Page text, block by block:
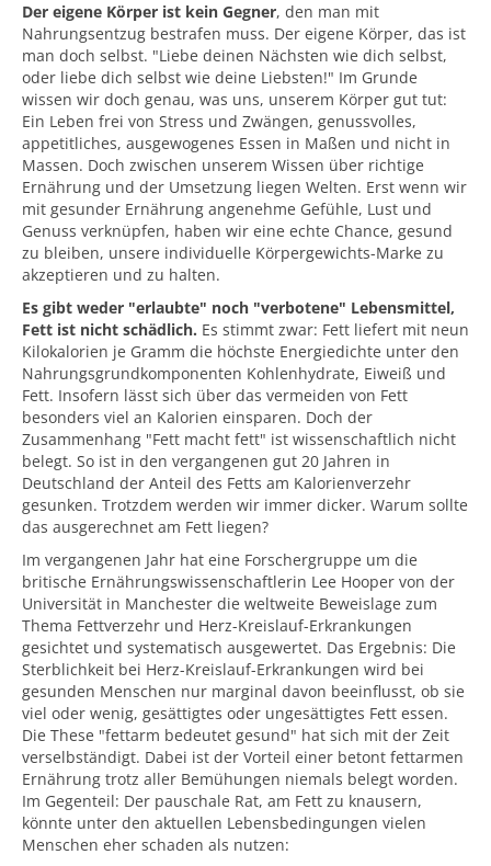
Der eigene Körper ist kein Gegner, den man mit
Nahrungsentzug bestrafen muss. Der eigene Körper, das ist
man doch selbst. "Liebe deinen Nächsten wie dich selbst,
oder liebe dich selbst wie deine Liebsten!" Im Grunde
wissen wir doch genau, was uns, unserem Körper gut tut:
Ein Leben frei von Stress und Zwängen, genussvolles,
appetitliches, ausgewogenes Essen in Maßen und nicht in
Massen. Doch zwischen unserem Wissen über richtige
Ernährung und der Umsetzung liegen Welten. Erst wenn wir
mit gesunder Ernährung angenehme Gefühle, Lust und
Genuss verknüpfen, haben wir eine echte Chance, gesund
zu bleiben, unsere individuelle Körpergewichts-Marke zu
akzeptieren und zu halten.
Es gibt weder "erlaubte" noch "verbotene" Lebensmittel,
Fett ist nicht schädlich. Es stimmt zwar: Fett liefert mit neun
Kilokalorien je Gramm die höchste Energiedichte unter den
Nahrungsgrundkomponenten Kohlenhydrate, Eiweiß und
Fett. Insofern lässt sich über das vermeiden von Fett
besonders viel an Kalorien einsparen. Doch der
Zusammenhang "Fett macht fett" ist wissenschaftlich nicht
belegt. So ist in den vergangenen gut 20 Jahren in
Deutschland der Anteil des Fetts am Kalorienverzehr
gesunken. Trotzdem werden wir immer dicker. Warum sollte
das ausgerechnet am Fett liegen?
Im vergangenen Jahr hat eine Forschergruppe um die
britische Ernährungswissenschaftlerin Lee Hooper von der
Universität in Manchester die weltweite Beweislage zum
Thema Fettverzehr und Herz-Kreislauf-Erkrankungen
gesichtet und systematisch ausgewertet. Das Ergebnis: Die
Sterblichkeit bei Herz-Kreislauf-Erkrankungen wird bei
gesunden Menschen nur marginal davon beeinflusst, ob sie
viel oder wenig, gesättigtes oder ungesättigtes Fett essen.
Die These "fettarm bedeutet gesund" hat sich mit der Zeit
verselbständigt. Dabei ist der Vorteil einer betont fettarmen
Ernährung trotz aller Bemühungen niemals belegt worden.
Im Gegenteil: Der pauschale Rat, am Fett zu knausern,
könnte unter den aktuellen Lebensbedingungen vielen
Menschen eher schaden als nutzen: